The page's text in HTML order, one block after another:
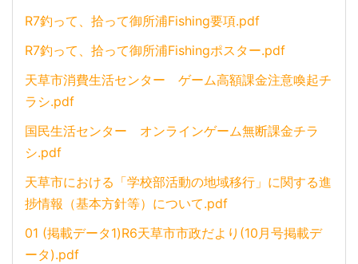
R7釣って、拾って御所浦Fishing要項.pdf
R7釣って、拾って御所浦Fishingポスター.pdf
天草市消費生活センター ゲーム高額課金注意喚起チ
ラシ.pdf
国民生活センター オンラインゲーム無断課金チラ
シ.pdf
天草市における「学校部活動の地域移行」に関する進
捗情報（基本方針等）について.pdf
01 (掲載データ1)R6天草市市政だより(10月号掲載デ
ータ).pdf